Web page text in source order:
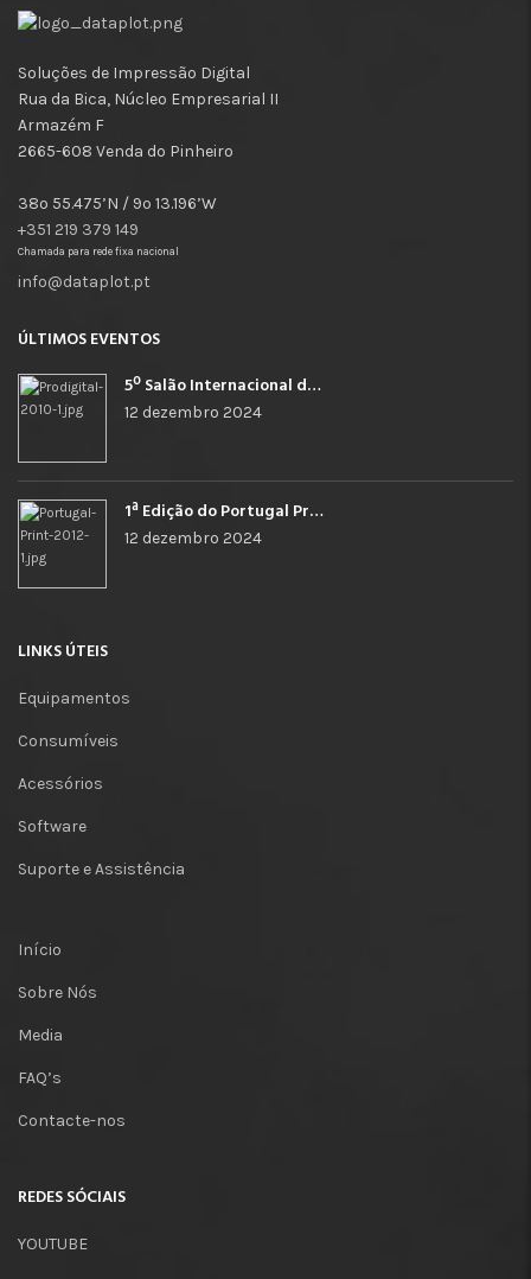
Soluções de Impressão Digital
Rua da Bica, Núcleo Empresarial II
Armazém F
2665-608 Venda do Pinheiro
38º 55.475’N / 9º 13.196’W
+351 219 379 149
Chamada para rede fixa nacional
info@dataplot.pt
ÚLTIMOS EVENTOS
5º Salão Internacional de Impressão, Imagem, Comunicação Digital e Têxtil Promocional
12 dezembro 2024
1ª Edição do Portugal Print
12 dezembro 2024
LINKS ÚTEIS
Equipamentos
Consumíveis
Acessórios
Software
Suporte e Assistência
Início
Sobre Nós
Media
FAQ’s
Contacte-nos
REDES SÓCIAIS
YOUTUBE